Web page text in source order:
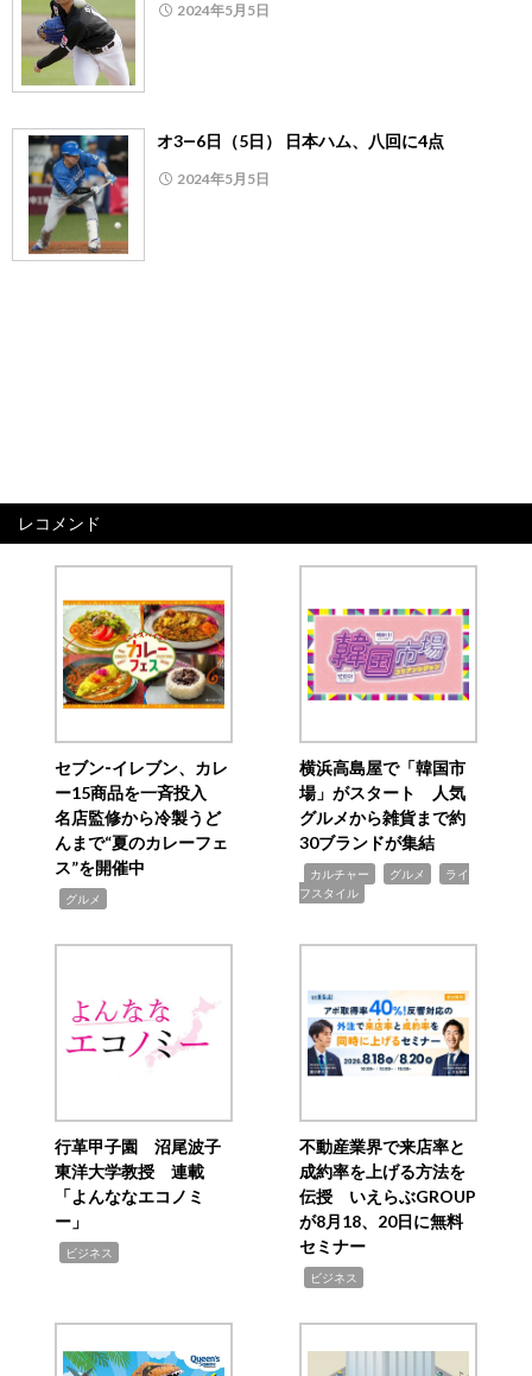
2024年5月5日
オ3―6日（5日） 日本ハム、八回に4点
2024年5月5日
レコメンド
セブン‐イレブン、カレ
ー15商品を一斉投入
名店監修から冷製うど
んまで“夏のカレーフェ
ス”を開催中
グルメ
横浜高島屋で「韓国市
場」がスタート 人気
グルメから雑貨まで約
30ブランドが集結
カルチャー グルメ
ライ
フスタイル
行革甲子園 沼尾波子
東洋大学教授 連載
「よんななエコノミ
ー」
ビジネス
不動産業界で来店率と
成約率を上げる方法を
伝授 いえらぶGROUP
が8月18、20日に無料
セミナー
ビジネス